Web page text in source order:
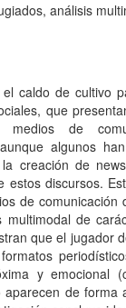
análisis
caldo de cultivo
que
de
algunos
creación de
discursos.
de
de
que el jugador
y emocional
de forma